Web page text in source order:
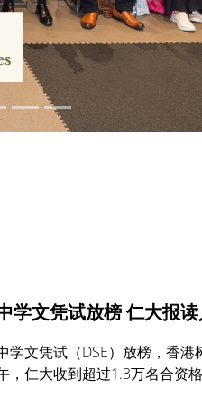
学文凭试放榜 仁大报
学文凭试（DSE）放榜，香
，仁大收到超过1.3万名合资